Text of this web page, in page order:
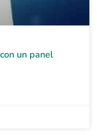
un panel